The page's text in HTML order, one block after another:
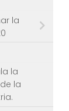
la
la
la